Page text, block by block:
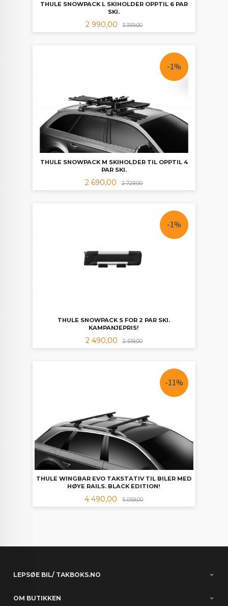
THULE SNOWPACK L SKIHOLDER OPPTIL 6 PAR
SKI.
Tilbud
2 990,00 3 359,00Rabatt
THULE SNOWPACK M SKIHOLDER TIL OPPTIL 4
PAR SKI.
Tilbud
2 690,00 2 729,00Rabatt
-1%
THULE SNOWPACK S FOR 2 PAR SKI.
KAMPANJEPRIS!
Tilbud
2 490,00 2 519,00Rabatt
-1%
THULE WINGBAR EVO TAKSTATIV TIL BILER MED
HØYE RAILS. BLACK EDITION!
Tilbud
4 490,00 5 059,00Rabatt
-11%
LEPSØE BIL/ TAKBOKS.NO
OM BUTIKKEN